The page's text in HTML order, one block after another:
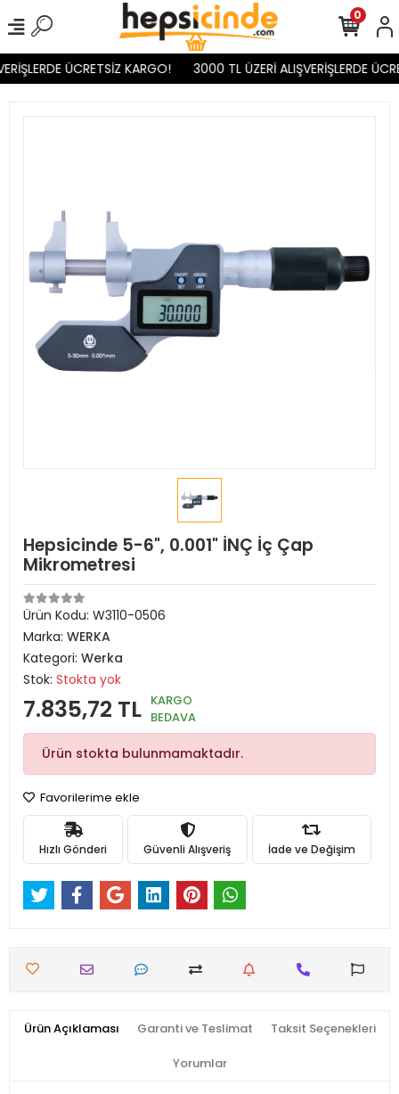
ÜCRETSİZ KARGO! 3000 TL ÜZERİ ALIŞVERİŞLERDE
0
Hepsicinde 5-6", 0.001" İNÇ İç Çap
Mikrometresi
Ürün Kodu: W3110-0506
Marka: WERKA
Kategori: Werka
Stok: Stokta yok
7.835,72 TL KARGO
BEDAVA
Ürün stokta bulunmamaktadır.
Favorilerime ekle
Hızlı Gönderi Güvenli Alışveriş İade ve Değişim
Ürün Açıklaması Garanti ve Teslimat Taksit Seçenekleri
Yorumlar